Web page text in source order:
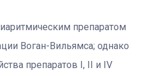
препаратом
Воган-Вильямса; однако
препаратов I, II и IV